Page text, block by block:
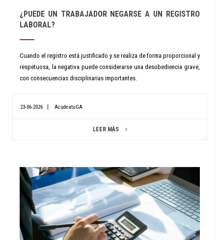
¿PUEDE UN TRABAJADOR NEGARSE A UN REGISTRO
LABORAL?
Cuando el registro está justificado y se realiza de forma proporcional y
respetuosa, la negativa puede considerarse una desobediencia grave,
con consecuencias disciplinarias importantes.
23-06-2026 AcudeatuGA
LEER MÁS